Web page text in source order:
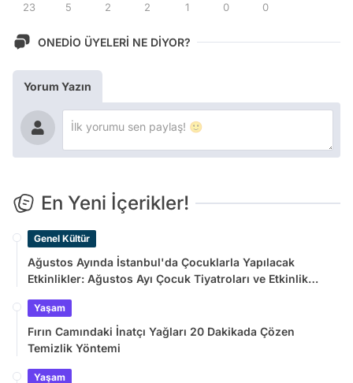
23 5 2 2 1 0 0
ONEDİO ÜYELERİ NE DİYOR?
Yorum Yazın
En Yeni İçerikler!
Genel Kültür
Ağustos Ayında İstanbul'da Çocuklarla Yapılacak
Etkinlikler: Ağustos Ayı Çocuk Tiyatroları ve Etkinlik
Yaşam
Fırın Camındaki İnatçı Yağları 20 Dakikada Çözen
Temizlik Yöntemi
Yaşam